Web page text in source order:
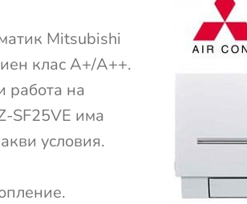
Mitsubishi
клас A+/A++.
работа на
SF25VE има
условия.